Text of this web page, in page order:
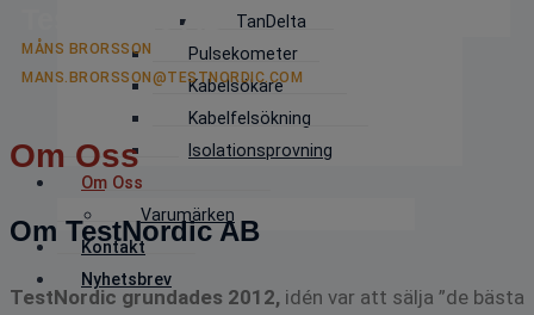
TanDelta
Pulsekometer
Kabelsökare
Kabelfelsökning
Isolationsprovning
Om Oss
Varumärken
Kontakt
Nyhetsbrev
TestNordic AB
MÅNS BRORSSON
MANS.BRORSSON@TESTNORDIC.COM
Om Oss
Om TestNordic AB
TestNordic grundades 2012, idén var att sälja ”de bästa